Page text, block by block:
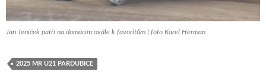
Jan Jeníček patří na domácím ovále k favoritům | foto Karel Herman
2025 MR U21 PARDUBICE